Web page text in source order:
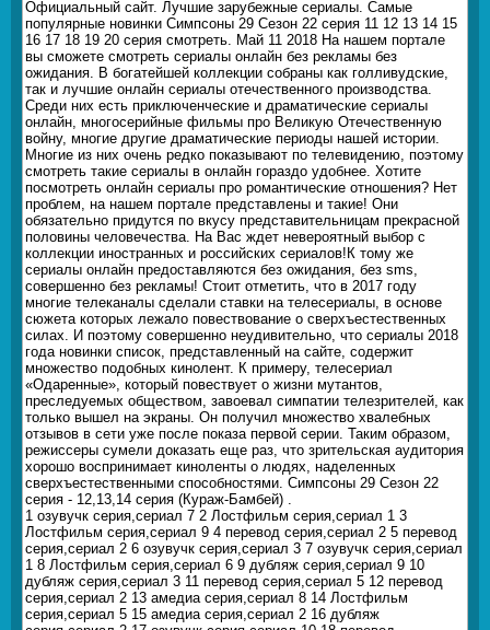
Официальный сайт. Лучшие зарубежные сериалы. Самые
популярные новинки Симпсоны 29 Сезон 22 серия 11 12 13 14 15
16 17 18 19 20 серия смотреть. Май 11 2018 На нашем портале
вы сможете смотреть сериалы онлайн без рекламы без
ожидания. В богатейшей коллекции собраны как голливудские,
так и лучшие онлайн сериалы отечественного производства.
Среди них есть приключенческие и драматические сериалы
онлайн, многосерийные фильмы про Великую Отечественную
войну, многие другие драматические периоды нашей истории.
Многие из них очень редко показывают по телевидению, поэтому
смотреть такие сериалы в онлайн гораздо удобнее. Хотите
посмотреть онлайн сериалы про романтические отношения? Нет
проблем, на нашем портале представлены и такие! Они
обязательно придутся по вкусу представительницам прекрасной
половины человечества. На Вас ждет невероятный выбор с
коллекции иностранных и российских сериалов!К тому же
сериалы онлайн предоставляются без ожидания, без sms,
совершенно без рекламы! Стоит отметить, что в 2017 году
многие телеканалы сделали ставки на телесериалы, в основе
сюжета которых лежало повествование о сверхъестественных
силах. И поэтому совершенно неудивительно, что сериалы 2018
года новинки список, представленный на сайте, содержит
множество подобных кинолент. К примеру, телесериал
«Одаренные», который повествует о жизни мутантов,
преследуемых обществом, завоевал симпатии телезрителей, как
только вышел на экраны. Он получил множество хвалебных
отзывов в сети уже после показа первой серии. Таким образом,
режиссеры сумели доказать еще раз, что зрительская аудитория
хорошо воспринимает киноленты о людях, наделенных
сверхъестественными способностями. Симпсоны 29 Сезон 22
серия - 12,13,14 серия (Кураж-Бамбей) .
1 озувучк серия,сериал 7 2 Лостфильм серия,сериал 1 3
Лостфильм серия,сериал 9 4 перевод серия,сериал 2 5 перевод
серия,сериал 2 6 озувучк серия,сериал 3 7 озувучк серия,сериал
1 8 Лостфильм серия,сериал 6 9 дубляж серия,сериал 9 10
дубляж серия,сериал 3 11 перевод серия,сериал 5 12 перевод
серия,сериал 2 13 амедиа серия,сериал 8 14 Лостфильм
серия,сериал 5 15 амедиа серия,сериал 2 16 дубляж